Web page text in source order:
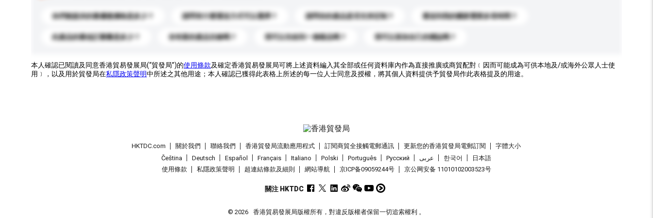
你們能提供的最優惠價格是多少？ 請問有什麼運送方式可以選擇？ 請問你的產品是否支持定制？ 運送到我的國家需要多長時間？
此產品的最低訂購量是多少？ 你有新的產品目錄嗎？ 我可以先收到一個樣品嗎？ 我可以添加自己的標誌嗎？
本人確認已閱讀及同意香港貿易發展局(“貿發局”)的使用條款及確定香港貿易發展局可將上述資料編入其全部或任何資料庫內作為直接推廣或商貿配對﹝因而可能成為可供本地及/或海外公眾人士使
用﹞，以及用於貿發局在私隱政策聲明中所述之其他用途；本人確認已獲得此表格上所述的每一位人士同意及授權，將其個人資料提供予貿發局作此表格提及的用途。
HKTDC.com 關於我們 聯絡我們 香港貿發局流動應用程式 訂閱商貿全接觸電郵通訊 更新您的香港貿發局電郵訂閱
字體大小
Čeština
Deutsch Español Français Italiano Polski Português Pусский عربى 한국어
日本語
使用條款
私隱政策聲明 超連結條款及細則 網站導航 京ICP备09059244号 京公网安备 11010102003523号
關注 HKTDC
© 2026 香港貿易發展局版權所有，對違反版權者保留一切追索權利 。